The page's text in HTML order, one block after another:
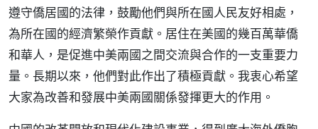
遵守僑居國的法律，鼓勵他們與所在國人民友好相處，
為所在國的經濟繁榮作貢獻。居住在美國的幾百萬華僑
和華人，是促進中美兩國之間交流與合作的一支重要力
量。長期以來，他們對此作出了積極貢獻。我衷心希望
大家為改善和發展中美兩國關係發揮更大的作用。